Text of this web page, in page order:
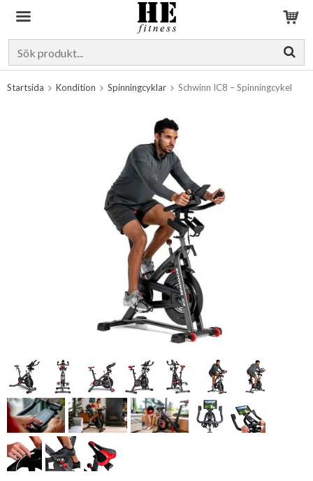
Startsida Kondition Spinningcyklar Schwinn IC8 – Spinningcykel